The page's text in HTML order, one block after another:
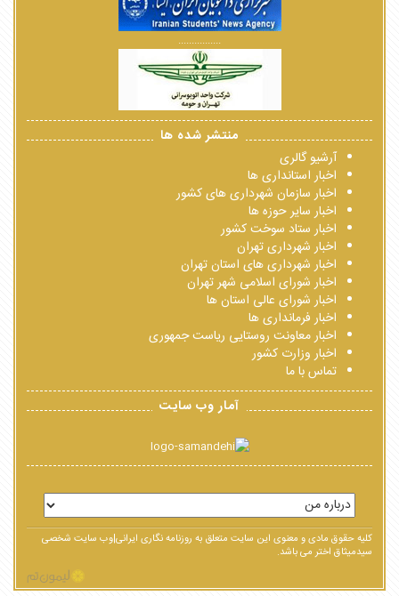
................
منتشر شده ها
آرشیو گالری
اخبار استانداری ها
اخبار سازمان شهرداری های کشور
اخبار سایر حوزه ها
اخبار ستاد سوخت کشور
اخبار شهرداری تهران
اخبار شهرداری های استان تهران
اخبار شورای اسلامی شهر تهران
اخبار شورای عالی استان ها
اخبار فرمانداری ها
اخبار معاونت روستایی ریاست جمهوری
اخبار وزارت کشور
تماس با ما
آمار وب سایت
کلیه حقوق مادی و معنوی این سایت متعلق به روزنامه نگاری ایرانی|وب سایت شخصی
سیدمیثاق اختر می باشد.